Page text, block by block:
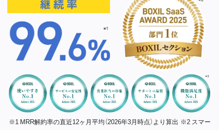
※1 MRR解約率の直近12ヶ月平均（2026年3月時点）より算出 ※2 スマー